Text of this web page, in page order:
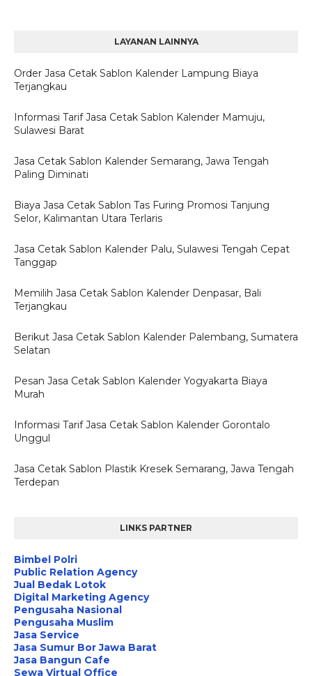
LAYANAN LAINNYA
Order Jasa Cetak Sablon Kalender Lampung Biaya
Terjangkau
Informasi Tarif Jasa Cetak Sablon Kalender Mamuju,
Sulawesi Barat
Jasa Cetak Sablon Kalender Semarang, Jawa Tengah
Paling Diminati
Biaya Jasa Cetak Sablon Tas Furing Promosi Tanjung
Selor, Kalimantan Utara Terlaris
Jasa Cetak Sablon Kalender Palu, Sulawesi Tengah Cepat
Tanggap
Memilih Jasa Cetak Sablon Kalender Denpasar, Bali
Terjangkau
Berikut Jasa Cetak Sablon Kalender Palembang, Sumatera
Selatan
Pesan Jasa Cetak Sablon Kalender Yogyakarta Biaya
Murah
Informasi Tarif Jasa Cetak Sablon Kalender Gorontalo
Unggul
Jasa Cetak Sablon Plastik Kresek Semarang, Jawa Tengah
Terdepan
LINKS PARTNER
Bimbel Polri
Public Relation Agency
Jual Bedak Lotok
Digital Marketing Agency
Pengusaha Nasional
Pengusaha Muslim
Jasa Service
Jasa Sumur Bor Jawa Barat
Jasa Bangun Cafe
Sewa Virtual Office